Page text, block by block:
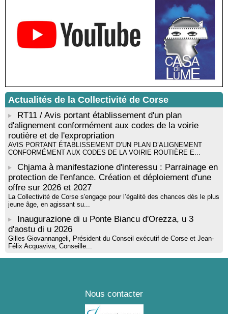
Résidence d’écriture et de recherche de l’écrivaine Cécilia
Castelli - Institut Mémoires de l'Edition Contemporaine - Caen /
Médiathèque de Castagniccia Mare et Monti - I Fulelli
Rencontre / dédicace avec Lucrèce Luciani autour de son
livre « La ballade du pendu du Niolu» - Mediateca territuriale di
Mise en musique d’un livre jeunesse par Annik Meschinet,
musicienne pédagogue : Ateliers d’expression sonore, vocale,
rythmique et corporelle - Mediateca territuriale di Santa Lucia di
Tallà
! Événement reporté ! Cycle de conférences peinture animé
par Alexandre Dominati - Mediateca territuriale di Santa Lucia di
Tallà
Actualités de la Collectivité de Corse
RT11 / Avis portant établissement d'un plan
d'alignement conformément aux codes de la voirie
routière et de l'expropriation
AVIS PORTANT ÉTABLISSEMENT D’UN PLAN D’ALIGNEMENT
CONFORMÉMENT AUX CODES DE LA VOIRIE ROUTIÈRE E...
Chjama à manifestazione d'interessu : Parrainage en
protection de l'enfance. Création et déploiement d'une
offre sur 2026 et 2027
La Collectivité de Corse s'engage pour l’égalité des chances dès le plus
jeune âge, en agissant su...
Inaugurazione di u Ponte Biancu d'Orezza, u 3
d'aostu di u 2026
Gilles Giovannangeli, Président du Conseil exécutif de Corse et Jean-
Félix Acquaviva, Conseille...
Nous contacter